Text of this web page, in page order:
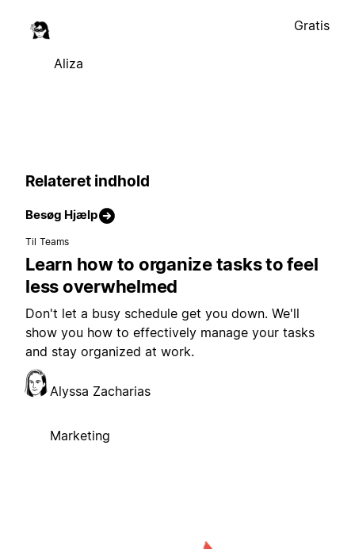
Aliza
Gratis
Relateret indhold
Besøg Hjælp
Til Teams
Learn how to organize tasks to feel
less overwhelmed
Don't let a busy schedule get you down. We'll
show you how to effectively manage your tasks
and stay organized at work.
Alyssa Zacharias
Marketing